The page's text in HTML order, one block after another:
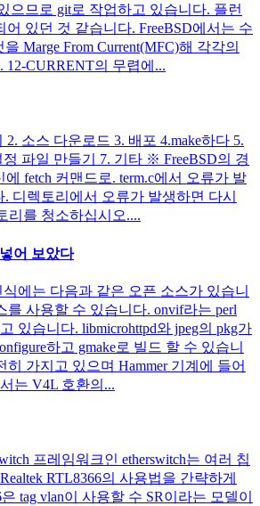
으므로 git로 작업하고 있습니다. 플런
있던 것 같습니다. FreeBSD에서는 수
Marge From Current(MFC)해 각각의
12-CURRENT의 무렵에...
소스 다운로드 3. 배포 4.make하다 5.
파일 만들기 7. 기타 ※ FreeBSD의 경
fetch 커맨드로. term.c에서 오류가 발
. 디렉토리에서 오류가 발생하면 다시
리를 청소하십시오....
어 보았다
에는 다음과 같은 오픈 소스가 있습니
를 사용할 수 있습니다. onvif라는 perl
있습니다. libmicrohttpd와 jpeg의 pkg가
하고 gmake로 빌드 할 수 있습니
히 가지고 있으며 Hammer 기계에 들어
는 V4L 호환의...
프레임워크인 etherswitch는 여러 칩
RTL8366의 사용법을 간략하게
tag vlan이 사용할 수 SR이라는 모델이